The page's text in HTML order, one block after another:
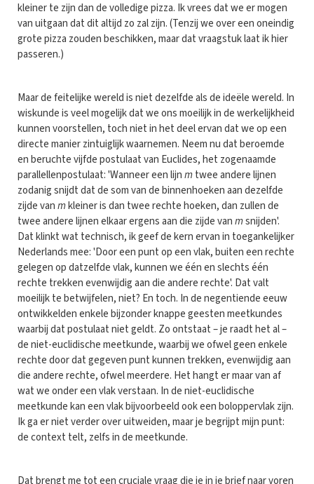
kleiner te zijn dan de volledige pizza. Ik vrees dat we er mogen
van uitgaan dat dit altijd zo zal zijn. (Tenzij we over een oneindig
grote pizza zouden beschikken, maar dat vraagstuk laat ik hier
passeren.)
Maar de feitelijke wereld is niet dezelfde als de ideële wereld. In
wiskunde is veel mogelijk dat we ons moeilijk in de werkelijkheid
kunnen voorstellen, toch niet in het deel ervan dat we op een
directe manier zintuiglijk waarnemen. Neem nu dat beroemde
en beruchte vijfde postulaat van Euclides, het zogenaamde
parallellenpostulaat: 'Wanneer een lijnmtwee andere lijnen
zodanig snijdt dat de som van de binnenhoeken aan dezelfde
zijde vanmkleiner is dan twee rechte hoeken, dan zullen de
twee andere lijnen elkaar ergens aan die zijde vanmsnijden'.
Dat klinkt wat technisch, ik geef de kern ervan in toegankelijker
Nederlands mee: 'Door een punt op een vlak, buiten een rechte
gelegen op datzelfde vlak, kunnen we één en slechts één
rechte trekken evenwijdig aan die andere rechte'. Dat valt
moeilijk te betwijfelen, niet? En toch. In de negentiende eeuw
ontwikkelden enkele bijzonder knappe geesten meetkundes
waarbij dat postulaat niet geldt. Zo ontstaat – je raadt het al –
de niet-euclidische meetkunde, waarbij we ofwel geen enkele
rechte door dat gegeven punt kunnen trekken, evenwijdig aan
die andere rechte, ofwel meerdere. Het hangt er maar van af
wat we onder een vlak verstaan. In de niet-euclidische
meetkunde kan een vlak bijvoorbeeld ook een boloppervlak zijn.
Ik ga er niet verder over uitweiden, maar je begrijpt mijn punt:
de context telt, zelfs in de meetkunde.
Dat brengt me tot een cruciale vraag die je in je brief naar voren